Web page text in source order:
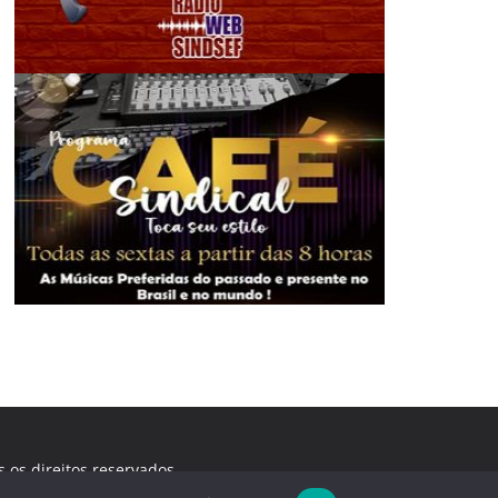
os direitos reservados.